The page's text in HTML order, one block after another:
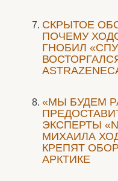
СКРЫТОЕ
ПОЧЕМУ
ГНОБИЛ
«МЫ БУДЕМ
ЭКСПЕРТЫ
МИХАИЛА
КРЕПЯТ
АРКТИКЕ